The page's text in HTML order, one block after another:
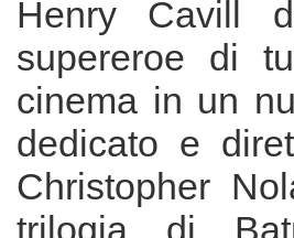
Henry Cavill
supereroe di
cinema in un
dedicato e
Christopher
trilogia di